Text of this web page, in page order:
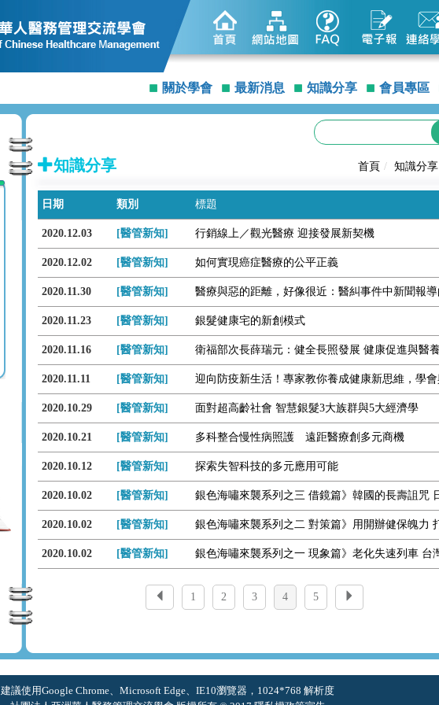
關於學會 最新消息 知識分享 會員專區
知識分享 首頁 知識分享
日期 類別 標題
2020.12.03 [醫管新知] 行銷線上／觀光醫療 迎接發展新契機
2020.12.02 [醫管新知] 如何實現癌症醫療的公平正義
2020.11.30 [醫管新知]
2020.11.23 [醫管新知] 銀髮健康宅的新創模式
2020.11.16 [醫管新知]
2020.11.11 [醫管新知]
2020.10.29 [醫管新知] 面對超高齡社會 智慧銀髮3大族群與5大經濟學
2020.10.21 [醫管新知] 多科整合慢性病照護 遠距醫療創多元商機
2020.10.12 [醫管新知] 探索失智科技的多元應用可能
2020.10.02 [醫管新知]
2020.10.02 [醫管新知]
2020.10.02 [醫管新知]
1 2 3 4 5
建議使用Google Chrome、Microsoft Edge、IE10瀏覽器，1024*768 解析度